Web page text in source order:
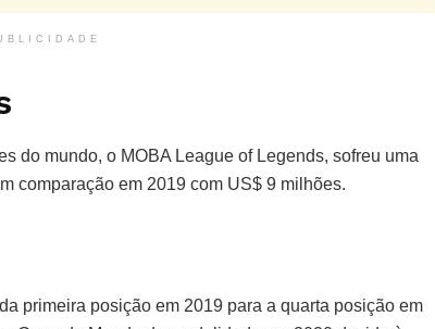
do mundo, o MOBA League of Legends, sofreu uma
comparação em 2019 com US$ 9 milhões.
primeira posição em 2019 para a quarta posição em